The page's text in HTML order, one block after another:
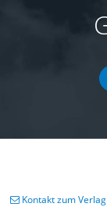
Kontakt zum